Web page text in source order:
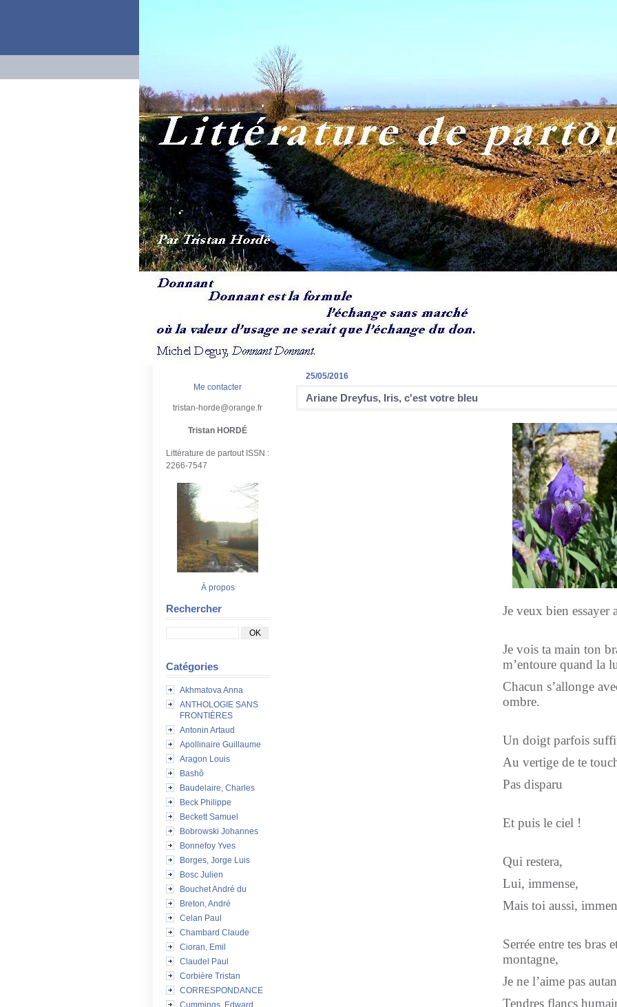
Me contacter
tristan-horde@orange.fr
Tristan HORDÉ
Littérature de partout ISSN :
2266-7547
À propos
Rechercher
Catégories
Akhmatova Anna
ANTHOLOGIE SANS
FRONTIÈRES
Antonin Artaud
Apollinaire Guillaume
Aragon Louis
Bashô
Baudelaire, Charles
Beck Philippe
Beckett Samuel
Bobrowski Johannes
Bonnefoy Yves
Borges, Jorge Luis
Bosc Julien
Bouchet André du
Breton, André
Celan Paul
Chambard Claude
Cioran, Emil
Claudel Paul
Corbière Tristan
CORRESPONDANCE
Cummings, Edward
25/05/2016
Ariane Dreyfus, Iris, c'est votre bleu
Je veux bien essayer
Je vois ta main ton
m’entoure quand la
Chacun s’allonge
ombre.
Un doigt parfois
Au vertige de te
Pas disparu
Et puis le ciel !
Qui restera,
Lui, immense,
Mais toi aussi,
Serrée entre tes bras
montagne,
Je ne l’aime pas
Tendres flancs